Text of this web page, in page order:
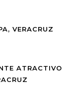
VERACRUZ
ATRACTIVO